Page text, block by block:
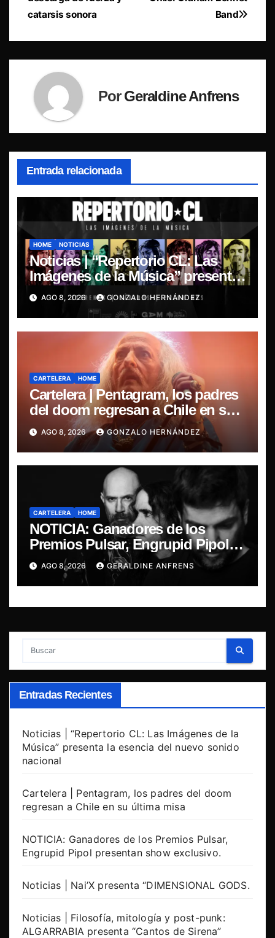
Band
catarsis sonora
PorGeraldine Anfrens
Entrada relacionada
HOME NOTICIAS
Noticias | “Repertorio CL: Las
Imágenes de la Música” presenta
la esencia del nuevo sonido
nacional
AGO 8, 2026 GONZALO HERNÁNDEZ
CARTELERA HOME
Cartelera | Pentagram, los padres
del doom regresan a Chile en su
última misa
AGO 8, 2026 GONZALO HERNÁNDEZ
CARTELERA HOME
NOTICIA: Ganadores de los
Premios Pulsar, Engrupid Pipol
presentan show exclusivo.
AGO 8, 2026 GERALDINE ANFRENS
Entradas Recientes
Noticias | “Repertorio CL: Las Imágenes de la
Música” presenta la esencia del nuevo sonido
nacional
Cartelera | Pentagram, los padres del doom
regresan a Chile en su última misa
NOTICIA: Ganadores de los Premios Pulsar,
Engrupid Pipol presentan show exclusivo.
Noticias | Nai’X presenta “DIMENSIONAL GODS.
Noticias | Filosofía, mitología y post-punk:
ALGARRABIA presenta “Cantos de Sirena”